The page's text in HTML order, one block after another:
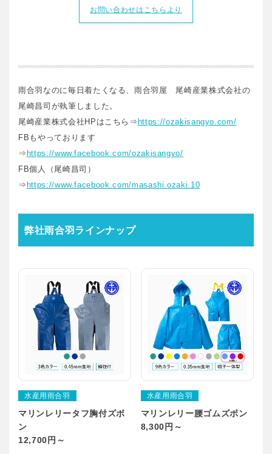
お問い合わせはこちらより
雨合羽なのに毎日着たくなる、雨合羽屋 尾崎産業株式会社の
尾崎昌司が執筆しました。
尾崎産業株式会社HPはこちら⇒https://ozakisangyo.com/
FBもやっております
⇒https://www.facebook.com/ozakisangyo/
FB個人（尾崎昌司）
⇒https://www.facebook.com/masashi.ozaki.10
弊社雨合羽ラインナップ
水産用雨合羽
マリンレリータフ胸付ズボ
ン
12,700円～
水産用雨合羽
マリンレリー腰ゴムズボン
8,300円～